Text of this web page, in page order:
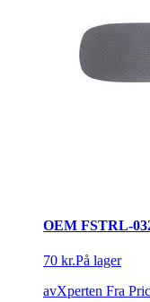
OEM FSTRL-
70 kr.På lager
avXperten Fra